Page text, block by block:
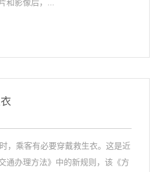
和影像后，...
，乘客有必要穿戴救生衣。这是近
通办理方法》中的新规则，该《方